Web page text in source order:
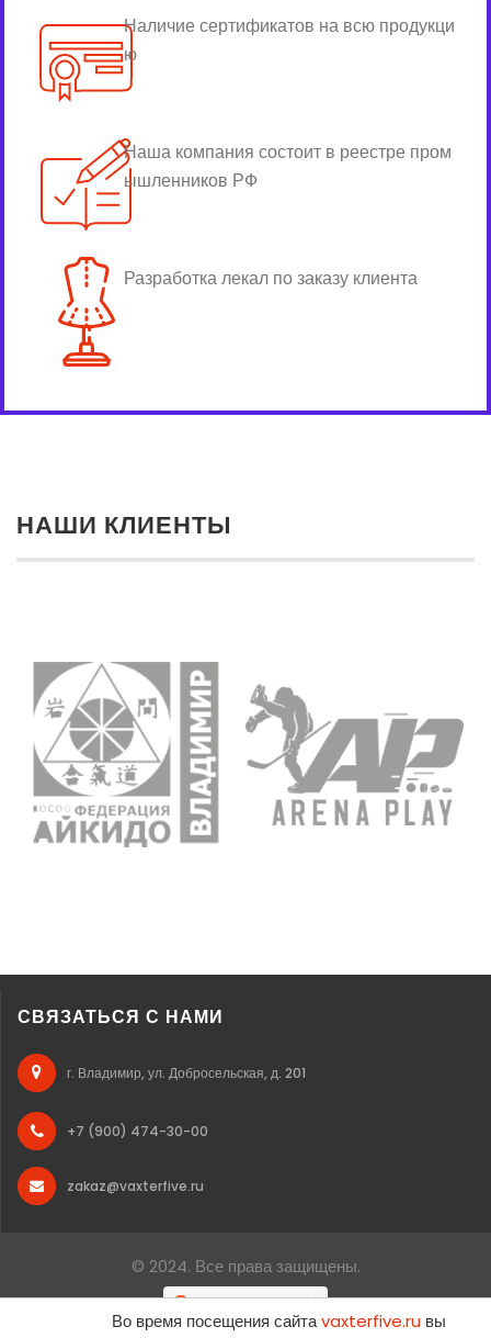
Наличие сертификатов на всю продукци
ю
Наша компания состоит в реестре пром
ышленников РФ
Разработка лекал по заказу клиента
НАШИ КЛИЕНТЫ
СВЯЗАТЬСЯ С НАМИ
г. Владимир, ул. Добросельская, д. 201
+7 (900) 474-30-00
zakaz@vaxterfive.ru
© 2024. Все права защищены.
Во время посещения сайтаvaxterfive.ru вы